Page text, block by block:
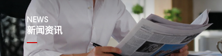
NEWS
新闻资讯